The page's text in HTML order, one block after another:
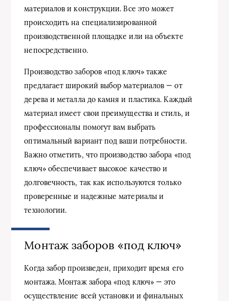
материалов и конструкции. Все это может
происходить на специализированной
производственной площадке или на объекте
непосредственно.
Производство заборов «под ключ» также
предлагает широкий выбор материалов — от
дерева и металла до камня и пластика. Каждый
материал имеет свои преимущества и стиль, и
профессионалы помогут вам выбрать
оптимальный вариант под ваши потребности.
Важно отметить, что производство забора «под
ключ» обеспечивает высокое качество и
долговечность, так как используются только
проверенные и надежные материалы и
технологии.
Монтаж заборов «под ключ»
Когда забор произведен, приходит время его
монтажа. Монтаж забора «под ключ» — это
осуществление всей установки и финальных